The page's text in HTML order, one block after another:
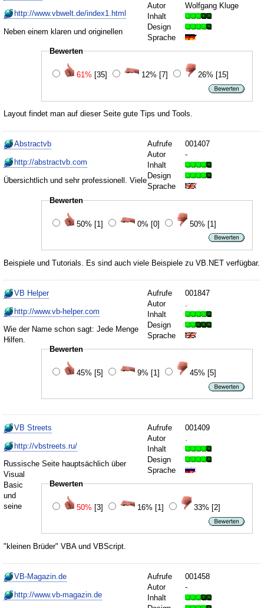
Autor
Wolfgang Kluge
Inhalt
Design
Sprache
Bewerten
61% [35] 12% [7] 26% [15]
http://www.vbwelt.de/index1.html
Neben einem klaren und originellen
Layout findet man auf dieser Seite gute Tips und Tools.
Aufrufe
001407
Autor
-
Inhalt
Design
Sprache
Bewerten
50% [1] 0% [0] 50% [1]
Abstractvb
http://abstractvb.com
Übersichtlich und sehr professionell. Viele
Beispiele und Tutorials. Es sind auch viele Beispiele zu VB.NET verfügbar.
Aufrufe
001847
Autor
Inhalt
Design
Sprache
Bewerten
45% [5] 9% [1] 45% [5]
VB Helper
http://www.vb-helper.com
Wie der Name schon sagt: Jede Menge
Hilfen.
Aufrufe
001409
Autor
Inhalt
Design
Sprache
Bewerten
50% [3] 16% [1] 33% [2]
VB Streets
http://vbstreets.ru/
Russische Seite hauptsächlich über
Visual
Basic
und
seine
"kleinen Brüder" VBA und VBScript.
Aufrufe
001458
Autor
-
Inhalt
VB-Magazin.de
http://www.vb-magazin.de